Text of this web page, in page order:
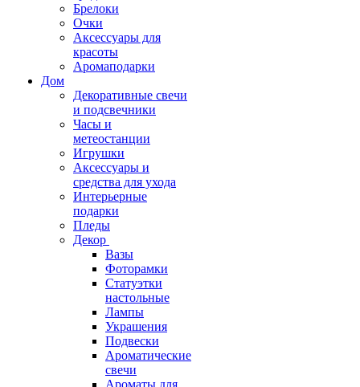
Брелоки
Очки
Аксессуары для
красоты
Аромаподарки
Дом
Декоративные свечи
и подсвечники
Часы и
метеостанции
Игрушки
Аксессуары и
средства для ухода
Интерьерные
подарки
Пледы
Декор
Вазы
Фоторамки
Статуэтки
настольные
Лампы
Украшения
Подвески
Ароматические
свечи
Ароматы для